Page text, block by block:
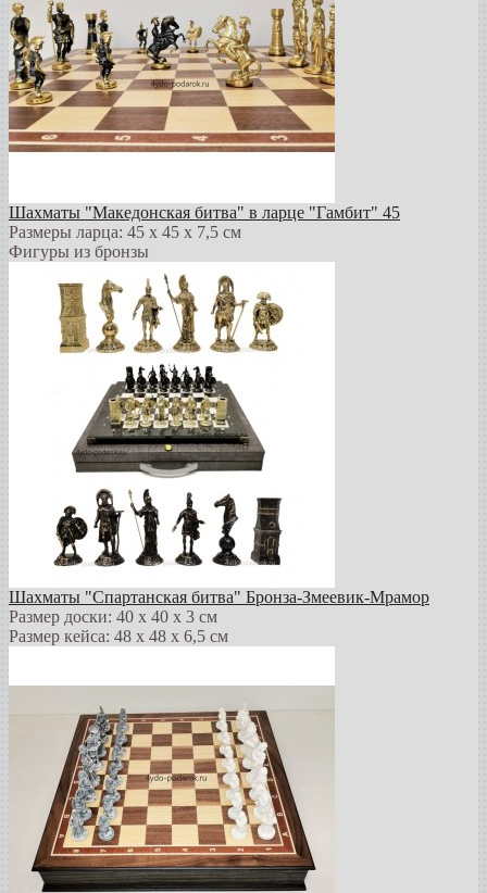
Шахматы "Македонская битва" в ларце "Гамбит" 45
Размеры ларца: 45 x 45 х 7,5 см
Фигуры из бронзы
Шахматы "Спартанская битва" Бронза-Змеевик-Мрамор
Размер доски: 40 х 40 х 3 см
Размер кейса: 48 х 48 х 6,5 см